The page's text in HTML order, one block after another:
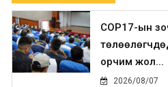
COP17-ын
орчим жол...
2026/08/07